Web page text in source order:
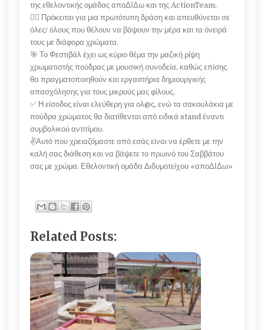
της εθελοντικής ομάδας αποΔΙΔω και της ActionTeam.
👉🏻 Πρόκειται για μια πρωτότυπη δράση και απευθύνεται σε
όλες/ όλους που θέλουν να βάψουν την μέρα και τα όνειρά
τους με διάφορα χρώματα.
🎯 Το Φεστιβάλ έχει ως κύριο θέμα την μαζική ρίψη
χρωματιστής πούδρας με μουσική συνοδεία, καθώς επίσης
θα πραγματοποιηθούν και εργαστήρια δημιουργικής
απασχόλησης για τους μικρούς μας φίλους.
✅ Η είσοδος είναι ελεύθερη για ολ@ς, ενώ τα σακουλάκια με
πούδρα χρώματος θα διατίθενται από ειδικά stand έναντι
συμβολικού αντιτίμου.
✌️Αυτό που χρειαζόμαστε από εσάς είναι να έρθετε με την
καλή σας διάθεση και να βάψετε το πρωινό του Σαββάτου
σας με χρώμα. Εθελοντική ομάδα Διδυμοτείχου «αποΔΙΔω»
Related Posts: